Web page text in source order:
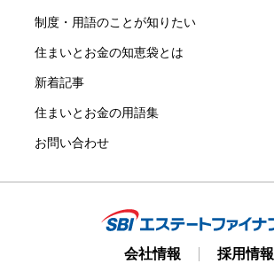
制度・用語のことが知りたい
住まいとお金の知恵袋とは
新着記事
住まいとお金の用語集
お問い合わせ
会社情報 採用情報